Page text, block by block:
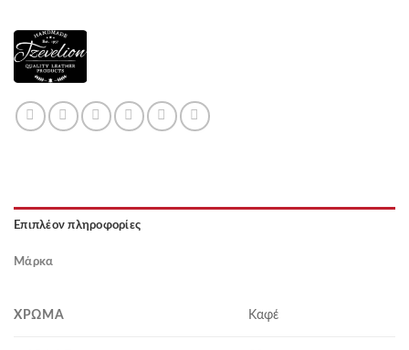
Επιπλέον πληροφορίες
Μάρκα
ΧΡΏΜΑ Καφέ